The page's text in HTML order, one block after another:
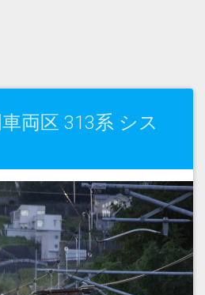
両区 313系 シス